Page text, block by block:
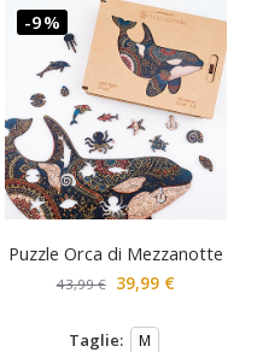
-9%
Puzzle Orca di Mezzanotte
43,99€ 39,99 €
Taglie: M